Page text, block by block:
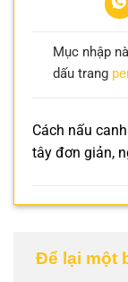
Mục nhập
dấu trang
Cách nấu
tây đơn giản,
Để lại một